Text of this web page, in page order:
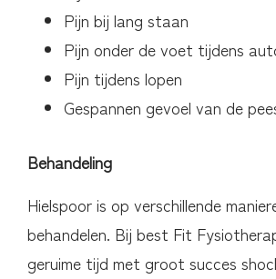
Pijn bij lang staan
Pijn onder de voet tijdens
Pijn tijdens lopen
Gespannen gevoel van de
Behandeling
Hielspoor is op verschillende
behandelen. Bij best Fit
geruime tijd met groot succes